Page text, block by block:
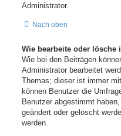
Administrator.
Nach oben
Wie bearbeite oder lösche
Wie bei den Beiträgen
Administrator bearbeitet
Themas; dieser ist immer
können Benutzer die
Benutzer abgestimmt
geändert oder gelöscht
werden.